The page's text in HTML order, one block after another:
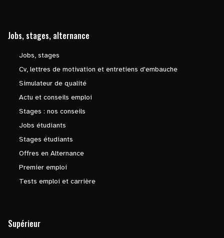
Jobs, stages, alternance
Jobs, stages
Cv, lettres de motivation et entretiens d'embauche
Simulateur de qualité
Actu et conseils emploi
Stages : nos conseils
Jobs étudiants
Stages étudiants
Offres en Alternance
Premier emploi
Tests emploi et carrière
Supérieur